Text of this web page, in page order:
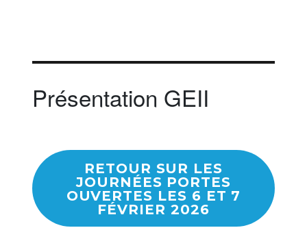
Présentation GEII
RETOUR SUR LES
JOURNÉES PORTES
OUVERTES LES 6 ET 7
FÉVRIER 2026